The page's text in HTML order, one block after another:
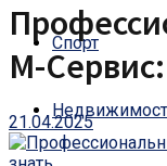
Спорт
М-
21.04.2025